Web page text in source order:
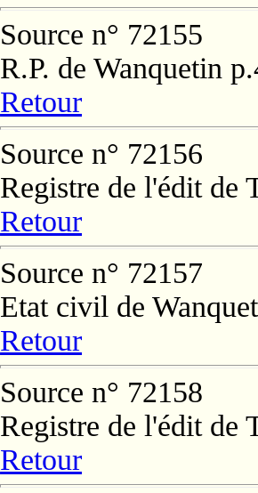
Source n° 72155
R.P. de Wanquetin
Retour
Source n° 72156
Registre de l'édit de
Retour
Source n° 72157
Etat civil de
Retour
Source n° 72158
Registre de l'édit de
Retour